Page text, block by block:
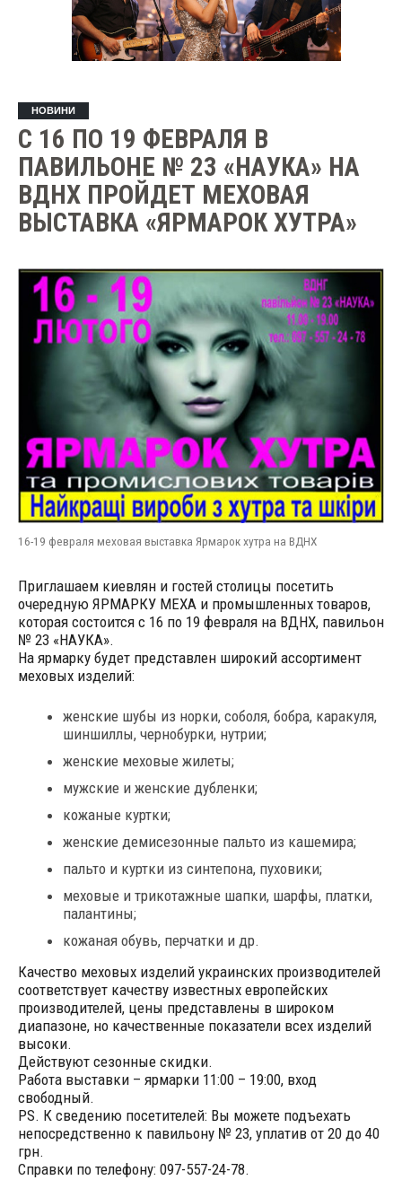
НОВИНИ
С 16 ПО 19 ФЕВРАЛЯ В
ПАВИЛЬОНЕ № 23 «НАУКА» НА
ВДНХ ПРОЙДЕТ МЕХОВАЯ
ВЫСТАВКА «ЯРМАРОК ХУТРА»
16-19 февраля меховая выставка Ярмарок хутра на ВДНХ
Приглашаем киевлян и гостей столицы посетить
очередную ЯРМАРКУ МЕХА и промышленных товаров,
которая состоится с 16 по 19 февраля на ВДНХ, павильон
№ 23 «НАУКА».
На ярмарку будет представлен широкий ассортимент
меховых изделий:
женские шубы из норки, соболя, бобра, каракуля,
шиншиллы, чернобурки, нутрии;
женские меховые жилеты;
мужские и женские дубленки;
кожаные куртки;
женские демисезонные пальто из кашемира;
пальто и куртки из синтепона, пуховики;
меховые и трикотажные шапки, шарфы, платки,
палантины;
кожаная обувь, перчатки и др.
Качество меховых изделий украинских производителей
соответствует качеству известных европейских
производителей, цены представлены в широком
диапазоне, но качественные показатели всех изделий
высоки.
Действуют сезонные скидки.
Работа выставки – ярмарки 11:00 – 19:00, вход
свободный.
PS. К сведению посетителей: Вы можете подъехать
непосредственно к павильону № 23, уплатив от 20 до 40
грн.
Справки по телефону: 097-557-24-78.